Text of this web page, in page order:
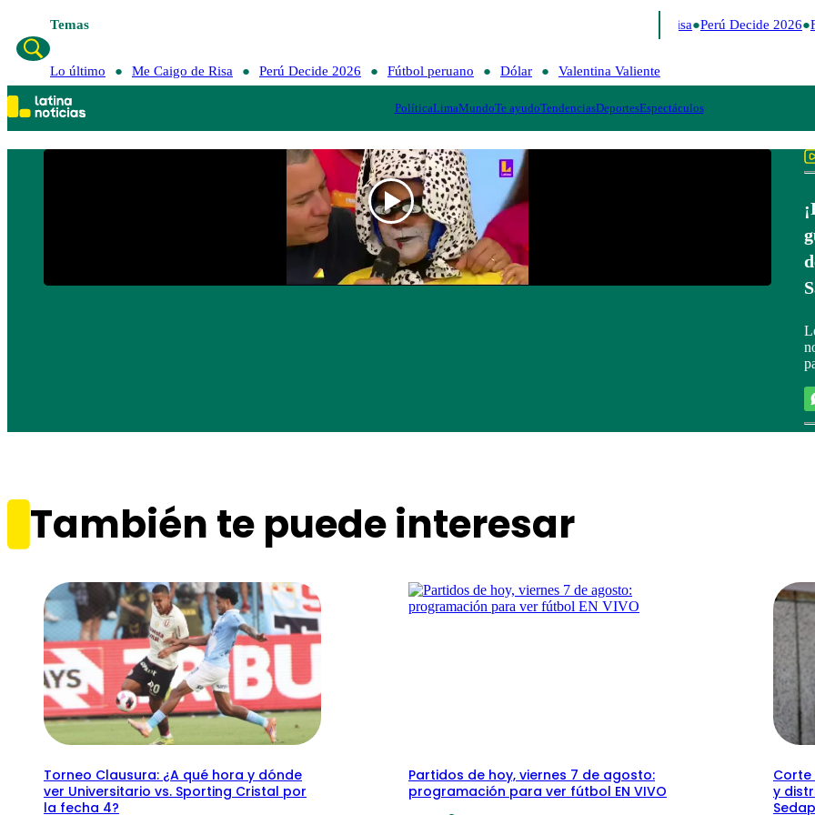
Temas Me Caigo de Risa Perú Decide 2026
Lo último Me Caigo de Risa Perú Decide 2026 Fútbol peruano Dólar Valentina Valiente
PolíticaLimaMundoTe ayudoTendenciasDeportesEspectáculos
También te puede interesar
Torneo Clausura: ¿A qué hora y dónde
ver Universitario vs. Sporting Cristal por
la fecha 4?
Partidos de hoy, viernes 7 de agosto:
programación para ver fútbol EN VIVO
Corte
y